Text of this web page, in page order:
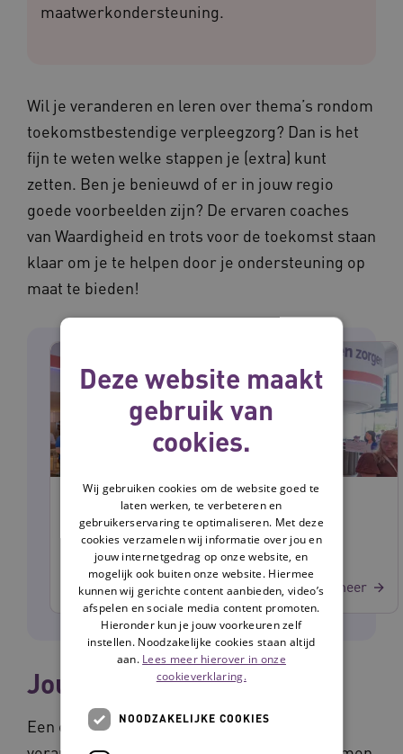
maatwerkondersteuning.
Wil je veranderen en leren over thema’s rondom
toekomstbestendige verpleegzorg? Dan is het
fijn te weten welke stappen je (extra) kunt
zetten. Ben je benieuwd of er in jouw regio
goede voorbeelden zijn?​ De ervaren coaches
van Waardigheid en trots voor de toekomst staan
klaar om je te helpen door je ondersteuning op
maat te bieden!
Samen zorgen: jaarprogramma
Informele Zorg
21-05-2026
Achtergrond Lees meer
Jouw vraagstuk
Een coach ondersteunt je bij een
Deze website maakt
gebruik van
cookies.
Wij gebruiken cookies om de website goed te
laten werken, te verbeteren en
gebruikerservaring te optimaliseren. Met deze
cookies verzamelen wij informatie over jou en
jouw internetgedrag op onze website, en
mogelijk ook buiten onze website. Hiermee
kunnen wij gerichte content aanbieden, video’s
afspelen en sociale media content promoten.
Hieronder kun je jouw voorkeuren zelf
instellen. Noodzakelijke cookies staan altijd
aan. Lees meer hierover in onze
cookieverklaring.
NOODZAKELIJKE COOKIES